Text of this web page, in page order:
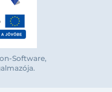
Software,
.